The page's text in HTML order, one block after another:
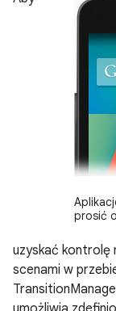
prosić
uzyskać kontrolę
scenami w